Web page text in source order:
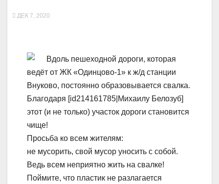
ДЕК 7, 2020
Вдоль пешеходной дороги, которая
ведёт от ЖК «Одинцово-1» к ж/д станции
Внуково, постоянно образовывается свалка.
Благодаря [id214161785|Михаилу Белозуб]
этот (и не только) участок дороги становится
чище!
Просьба ко всем жителям:
не мусорить, свой мусор уносить с собой.
Ведь всем неприятно жить на свалке!
Поймите, что пластик не разлагается